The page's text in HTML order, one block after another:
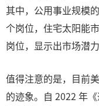
其中，公用事业规模
个岗位，住宅太阳能
岗位，显示出市场潜
值得注意的是，目前
的迹象。自 2022 年